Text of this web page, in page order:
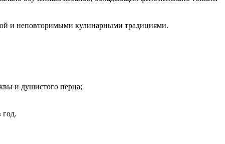
и неповторимыми кулинарными традициями.
и душистого перца;
год.